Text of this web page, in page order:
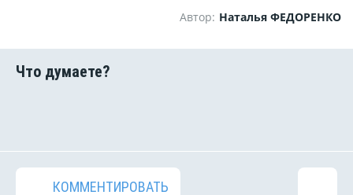
Автор: Наталья ФЕДОРЕНКО
КОММЕНТИРОВАТЬ